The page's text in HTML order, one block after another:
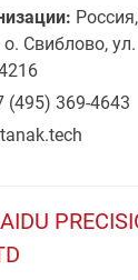
о. Свиблово,
(495) 369-4643